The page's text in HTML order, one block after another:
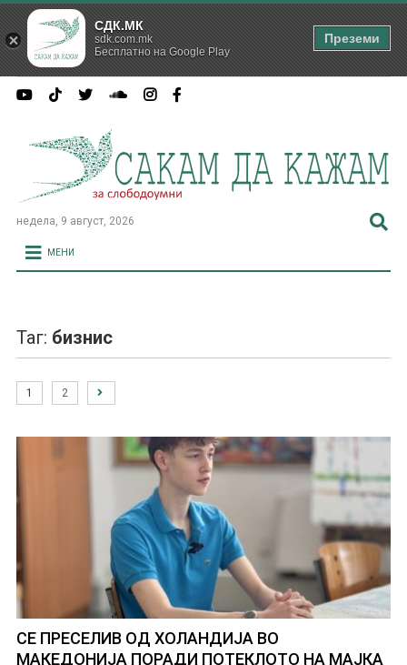
недела, 9 август, 2026
МЕНИ
Таг: бизнис
1 2
СЕ ПРЕСЕЛИВ ОД ХОЛАНДИЈА ВО
МАКЕДОНИЈА ПОРАДИ ПОТЕКЛОТО НА МАЈКА
СДК.МК
sdk.com.mk
Бесплатно на Google Play
Преземи